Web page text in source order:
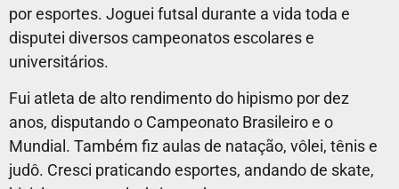
por esportes. Joguei futsal durante a vida toda e
disputei diversos campeonatos escolares e
universitários.
Fui atleta de alto rendimento do hipismo por dez
anos, disputando o Campeonato Brasileiro e o
Mundial. Também fiz aulas de natação, vôlei, tênis e
judô. Cresci praticando esportes, andando de skate,